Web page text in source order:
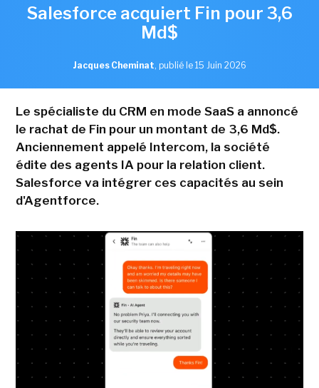
Salesforce acquiert Fin pour 3,6
Md$
Jacques Cheminat, publié le 15 Juin 2026
Le spécialiste du CRM en mode SaaS a annoncé
le rachat de Fin pour un montant de 3,6 Md$.
Anciennement appelé Intercom, la société
édite des agents IA pour la relation client.
Salesforce va intégrer ces capacités au sein
d'Agentforce.